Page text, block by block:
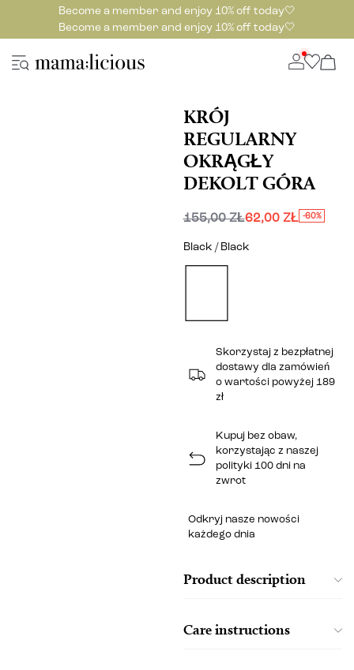
Become a member and enjoy 10% off today🤍
Become a member and enjoy 10% off today🤍
KRÓJ
REGULARNY
OKRĄGŁY
DEKOLT GÓRA
155,00 ZŁ62,00 ZŁ -60%
Black / Black
Skorzystaj z bezpłatnej
dostawy dla zamówień
o wartości powyżej 189
zł
Kupuj bez obaw,
korzystając z naszej
polityki 100 dni na
zwrot
Odkryj nasze nowości
każdego dnia
Product description
Care instructions